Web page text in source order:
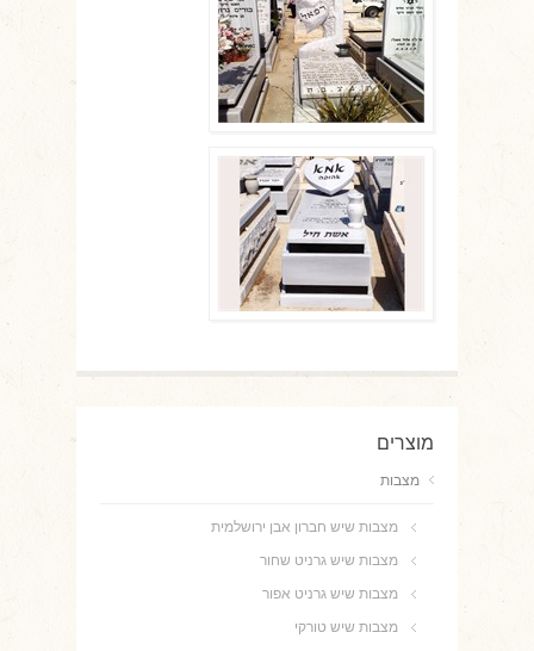
מוצרים
מצבות
מצבות שיש חברון אבן ירושלמית
מצבות שיש גרניט שחור
מצבות שיש גרניט אפור
מצבות שיש טורקי